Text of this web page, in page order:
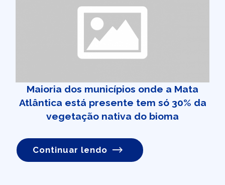
Maioria dos municípios onde a Mata
Atlântica está presente tem só 30% da
vegetação nativa do bioma
Continuar lendo